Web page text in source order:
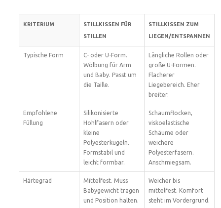
KRITERIUM
STILLKISSEN FÜR
STILLEN
STILLKISSEN ZUM
LIEGEN/ENTSPANNEN
Typische Form
C- oder U-Form.
Wölbung für Arm
und Baby. Passt um
die Taille.
Längliche Rollen oder
große U-Formen.
Flacherer
Liegebereich. Eher
breiter.
Empfohlene
Füllung
Silikonisierte
Hohlfasern oder
kleine
Polyesterkugeln.
Formstabil und
leicht formbar.
Schaumflocken,
viskoelastische
Schäume oder
weichere
Polyesterfasern.
Anschmiegsam.
Härtegrad
Mittelfest. Muss
Babygewicht tragen
und Position halten.
Weicher bis
mittelfest. Komfort
steht im Vordergrund.